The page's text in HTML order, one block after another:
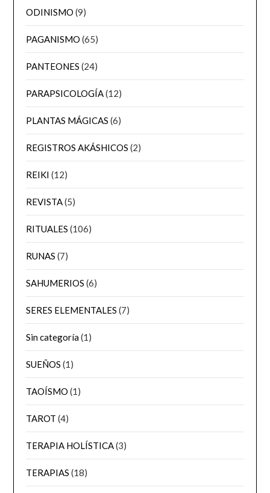
ODINISMO (9)
PAGANISMO (65)
PANTEONES (24)
PARAPSICOLOGÍA(12)
PLANTAS MÁGICAS (6)
REGISTROS AKÁSHICOS (2)
REIKI (12)
REVISTA(5)
RITUALES (106)
RUNAS (7)
SAHUMERIOS (6)
SERES ELEMENTALES (7)
Sin categoría(1)
SUEÑOS (1)
TAOÍSMO (1)
TAROT (4)
TERAPIA HOLÍSTICA(3)
TERAPIAS (18)